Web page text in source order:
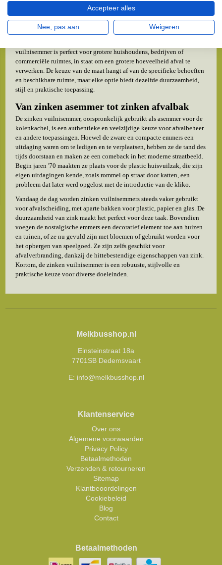
De 35-liter variant, de kleinste maat, is ideaal voor kleine huishoudens
of als speciale recyclebak, maar behoudt nog steeds de industriële
uitstraling en duurzaamheid van grotere maten. De 50-liter optie is
geschikt voor de meeste gezinnen, met voldoende capaciteit voor
vuilnisemmer is perfect voor grotere huishoudens, bedrijven of
commerciële ruimtes, in staat om een grotere hoeveelheid afval te
verwerken. De keuze van de maat hangt af van de specifieke behoeften
en beschikbare ruimte, maar elke optie biedt dezelfde duurzaamheid,
stijl en praktische toepassing.
Van zinken asemmer tot zinken afvalbak
De zinken vuilnisemmer, oorspronkelijk gebruikt als asemmer voor de
kolenkachel, is een authentieke en veelzijdige keuze voor afvalbeheer
en andere toepassingen. Hoewel de zware en compacte emmers een
uitdaging waren om te ledigen en te verplaatsen, hebben ze de tand des
tijds doorstaan en maken ze een comeback in het moderne straatbeeld.
Begin jaren '70 maakten ze plaats voor de plastic huisvuilzak, die zijn
eigen uitdagingen kende, zoals rommel op straat door katten, een
probleem dat later werd opgelost met de introductie van de kliko.
Vandaag de dag worden zinken vuilnisemmers steeds vaker gebruikt
voor afvalscheiding, met aparte bakken voor plastic, papier en glas. De
duurzaamheid van zink maakt het perfect voor deze taak. Bovendien
voegen de nostalgische emmers een decoratief element toe aan huizen
en tuinen, of ze nu gevuld zijn met bloemen of gebruikt worden voor
het opbergen van speelgoed. Ze zijn zelfs geschikt voor
afvalverbranding, dankzij de hittebestendige eigenschappen van zink.
Kortom, de zinken vuilnisemmer is een robuuste, stijlvolle en
praktische keuze voor diverse doeleinden.
Melkbusshop.nl
Einsteinstraat 18a
7701SB Dedemsvaart
E: info@melkbusshop.nl
Klantenservice
Over ons
Algemene voorwaarden
Privacy Policy
Betaalmethoden
Verzenden & retourneren
Sitemap
Klantbeoordelingen
Cookiebeleid
Blog
Contact
Betaalmethoden
Accepteer alles
Nee, pas aan Weigeren